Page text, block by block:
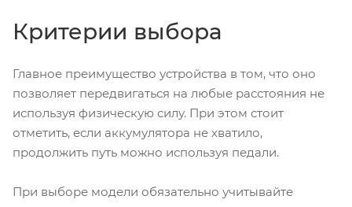
Критерии выбора
Главное преимущество устройства в том, что оно
позволяет передвигаться на любые расстояния не
используя физическую силу. При этом стоит
отметить, если аккумулятора не хватило,
продолжить путь можно используя педали.
При выборе модели обязательно учитывайте